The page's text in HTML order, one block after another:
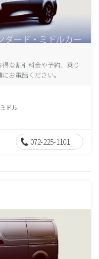
な割引料金や予約、乗り
お電話ください。
ドル
072-225-1101